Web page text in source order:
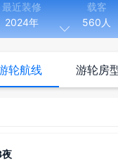
最近装修
2024年
载客
560人
营的“总统7号游轮”和“总
吨的超大型游轮，游船
装修升级。

轮航线 游轮房